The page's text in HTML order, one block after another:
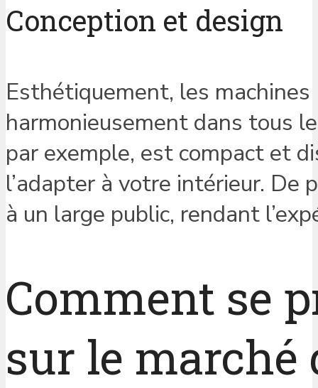
Conception et design
Esthétiquement, les
harmonieusement dans tous
par exemple, est compact et
l’adapter à votre intérieur. De
à un large public, rendant
Comment se
sur le marché